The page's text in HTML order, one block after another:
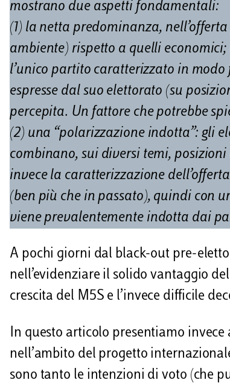
i
mostrano due aspetti fondamentali:
(1) la netta predominanza,
ambiente) rispetto a quelli
l’unico partito caratterizzato in
espresse dal suo elettorato (su
percepita. Un fattore che potrebbe
(2) una “polarizzazione indotta”: gli
combinano, sui diversi temi,
invece la caratterizzazione
(ben più che in passato), quindi con
viene prevalentemente indotta dai
A pochi giorni dal black-out pre-
nell’evidenziare il solido vantaggio
crescita del M5S e l’invece difficile
In questo articolo presentiamo
nell’ambito del progetto
sono tanto le intenzioni di voto (che